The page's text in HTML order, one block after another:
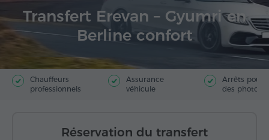
Transfert Erevan – Gyumri en
Berline confort
Chauffeurs
professionnels
Assurance
véhicule
Arrêts pour
des photos
Réservation du transfert